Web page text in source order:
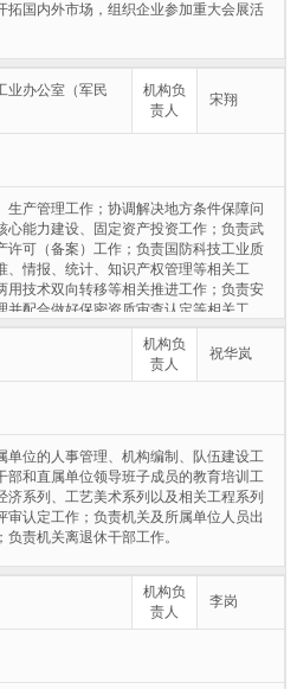
拓国内外市场，组织企业参加重大会展活
业办公室（军民
机构负
责人
宋翔
生产管理工作；协调解决地方条件保障问
心能力建设、固定资产投资工作；负责武
许可（备案）工作；负责国防科技工业质
、情报、统计、知识产权管理等相关工
用技术双向转移等相关推进工作；负责安
并配合做好保密资质审查认定等相关工
天（航空动力系统、大飞机、商业航天）
并实施行业发展规划和产业政策，推进产
市民用爆破器材生产和流通的行业管理；
生产、市场治理整顿工作，指导行业安全
工业和海工装备行业管理，制定并实施行
舶行业统计体系建设；牵头负责工业和信
员相关工作。
机构负
责人
祝华岚
单位的人事管理、机构编制、队伍建设工
部和直属单位领导班子成员的教育培训工
济系列、工艺美术系列以及相关工程系列
审认定工作；负责机关及所属单位人员出
负责机关离退休干部工作。
机构负
责人
李岗